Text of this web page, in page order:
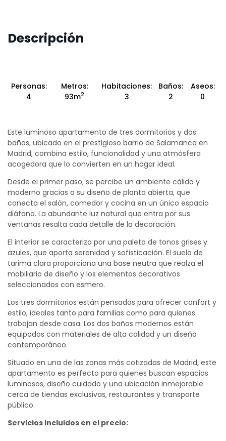
Descripción
Personas:
4
Metros:
93m2
Habitaciones:
3
Baños:
2
Aseos:
0
Este luminoso apartamento de tres dormitorios y dos
baños, ubicado en el prestigioso barrio de Salamanca en
Madrid, combina estilo, funcionalidad y una atmósfera
acogedora que lo convierten en un hogar ideal.
Desde el primer paso, se percibe un ambiente cálido y
moderno gracias a su diseño de planta abierta, que
conecta el salón, comedor y cocina en un único espacio
diáfano. La abundante luz natural que entra por sus
ventanas resalta cada detalle de la decoración.
El interior se caracteriza por una paleta de tonos grises y
azules, que aporta serenidad y sofisticación. El suelo de
tarima clara proporciona una base neutra que realza el
mobiliario de diseño y los elementos decorativos
seleccionados con esmero.
Los tres dormitorios están pensados para ofrecer confort y
estilo, ideales tanto para familias como para quienes
trabajan desde casa. Los dos baños modernos están
equipados con materiales de alta calidad y un diseño
contemporáneo.
Situado en una de las zonas más cotizadas de Madrid, este
apartamento es perfecto para quienes buscan espacios
luminosos, diseño cuidado y una ubicación inmejorable
cerca de tiendas exclusivas, restaurantes y transporte
público.
Servicios incluidos en el precio: